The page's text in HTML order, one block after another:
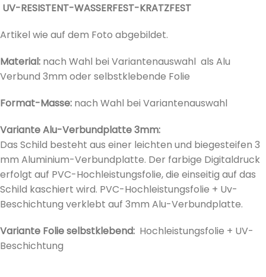
UV-RESISTENT-WASSERFEST-KRATZFEST
Artikel wie auf dem Foto abgebildet.
Material: nach Wahl bei Variantenauswahl als Alu
Verbund 3mm oder selbstklebende Folie
Format-Masse: nach Wahl bei Variantenauswahl
Variante Alu-Verbundplatte 3mm:
Das Schild besteht aus einer leichten und biegesteifen 3
mm Aluminium-Verbundplatte. Der farbige Digitaldruck
erfolgt auf PVC-Hochleistungsfolie, die einseitig auf das
Schild kaschiert wird. PVC-Hochleistungsfolie + Uv-
Beschichtung verklebt auf 3mm Alu-Verbundplatte.
Variante Folie selbstklebend: Hochleistungsfolie + UV-
Beschichtung